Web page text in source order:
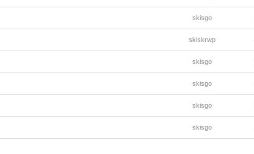
skisgo
skiskrwp
skisgo
skisgo
skisgo
skisgo